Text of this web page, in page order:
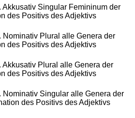
Akkusativ Singular Femininum der
des Positivs des Adjektivs
Nominativ Plural alle Genera der
des Positivs des Adjektivs
Akkusativ Plural alle Genera der
des Positivs des Adjektivs
Nominativ Singular alle Genera der
des Positivs des Adjektivs